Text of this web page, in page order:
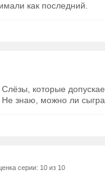
как последний.
которые
Не знаю, можно ли
серии: 10 из 10